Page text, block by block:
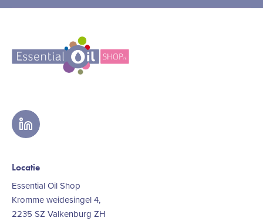
linkedin
Locatie
Essential Oil Shop
Kromme weidesingel 4,
2235 SZ Valkenburg ZH